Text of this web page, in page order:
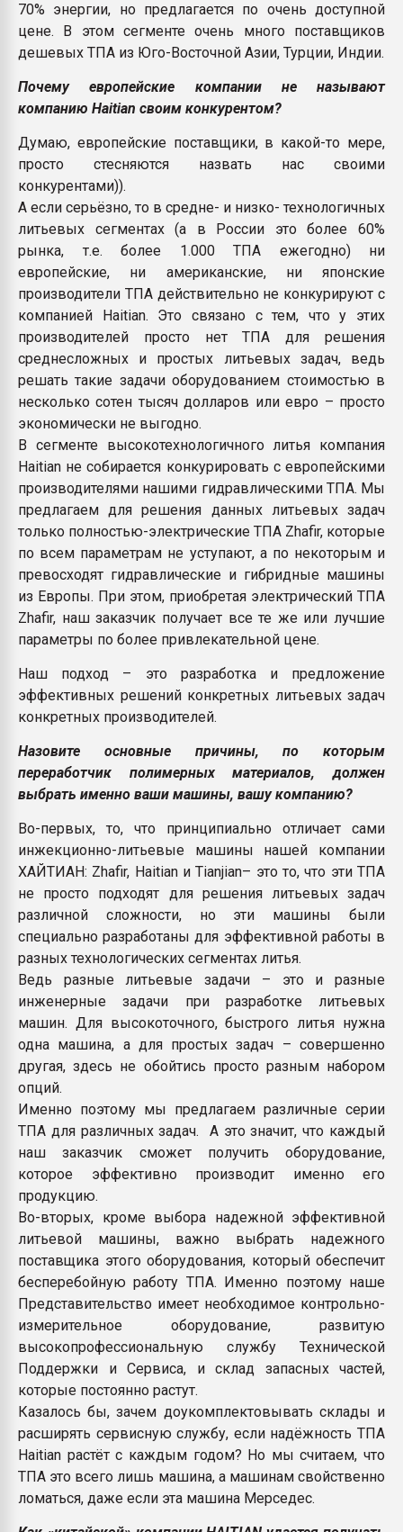
70% энергии, но предлагается по очень доступной
цене. В этом сегменте очень много поставщиков
дешевых ТПА из Юго-Восточной Азии, Турции, Индии.
Почему европейские компании не называют
компанию Haitian своим конкурентом?
Думаю, европейские поставщики, в какой-то мере,
просто стесняются назвать нас своими
конкурентами)).
А если серьёзно, то в средне- и низко- технологичных
литьевых сегментах (а в России это более 60%
рынка, т.е. более 1.000 ТПА ежегодно) ни
европейские, ни американские, ни японские
производители ТПА действительно не конкурируют с
компанией Haitian. Это связано с тем, что у этих
производителей просто нет ТПА для решения
среднесложных и простых литьевых задач, ведь
решать такие задачи оборудованием стоимостью в
несколько сотен тысяч долларов или евро – просто
экономически не выгодно.
В сегменте высокотехнологичного литья компания
Haitian не собирается конкурировать с европейскими
производителями нашими гидравлическими ТПА. Мы
предлагаем для решения данных литьевых задач
только полностью-электрические ТПА Zhafir, которые
по всем параметрам не уступают, а по некоторым и
превосходят гидравлические и гибридные машины
из Европы. При этом, приобретая электрический ТПА
Zhafir, наш заказчик получает все те же или лучшие
параметры по более привлекательной цене.
Наш подход – это разработка и предложение
эффективных решений конкретных литьевых задач
конкретных производителей.
Назовите основные причины, по которым
переработчик полимерных материалов, должен
выбрать именно ваши машины, вашу компанию?
Во-первых, то, что принципиально отличает сами
инжекционно-литьевые машины нашей компании
ХАЙТИАН: Zhafir, Haitian и Tianjian– это то, что эти ТПА
не просто подходят для решения литьевых задач
различной сложности, но эти машины были
специально разработаны для эффективной работы в
разных технологических сегментах литья.
Ведь разные литьевые задачи – это и разные
инженерные задачи при разработке литьевых
машин. Для высокоточного, быстрого литья нужна
одна машина, а для простых задач – совершенно
другая, здесь не обойтись просто разным набором
опций.
Именно поэтому мы предлагаем различные серии
ТПА для различных задач. А это значит, что каждый
наш заказчик сможет получить оборудование,
которое эффективно производит именно его
продукцию.
Во-вторых, кроме выбора надежной эффективной
литьевой машины, важно выбрать надежного
поставщика этого оборудования, который обеспечит
бесперебойную работу ТПА. Именно поэтому наше
Представительство имеет необходимое контрольно-
измерительное оборудование, развитую
высокопрофессиональную службу Технической
Поддержки и Сервиса, и склад запасных частей,
которые постоянно растут.
Казалось бы, зачем доукомплектовывать склады и
расширять сервисную службу, если надёжность ТПА
Haitian растёт с каждым годом? Но мы считаем, что
ТПА это всего лишь машина, а машинам свойственно
ломаться, даже если эта машина Мерседес.